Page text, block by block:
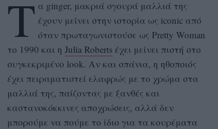
Τ α ginger, μακριά σγουρά μαλλιά της
έχουν μείνει στην ιστορία ως iconic από
όταν πρωταγωνιστούσε ως Pretty Woman
το 1990 και η Julia Roberts έχει μείνει πιστή στο
συγκεκριμένο look. Αν και σπάνια, η ηθοποιός
έχει πειραματιστεί ελαφρώς με το χρώμα στα
μαλλιά της, παίζοντας με ξανθές και
καστανοκόκκινες αποχρώσεις, αλλά δεν
μπορούμε να πούμε το ίδιο για τα κουρέματα